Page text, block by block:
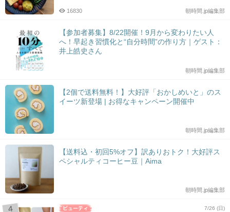
朝時間.jp編集部
16830
【参加者募集】8/22開催！9月から変わりたい人
へ！早起き習慣化と“自分時間”の作り方｜ゲスト：
井上皓史さん
朝時間.jp編集部
【2個で送料無料！】大好評「おかしめいと」のス
イーツ新登場 | お得なキャンペーン開催中
朝時間.jp編集部
【送料込・初回5%オフ】訳ありおトク！大好評ス
ペシャルティコーヒー豆｜Aima
朝時間.jp編集部
7/26 (日)